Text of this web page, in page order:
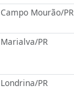
Campo Mourão/PR
Marialva/PR
Londrina/PR